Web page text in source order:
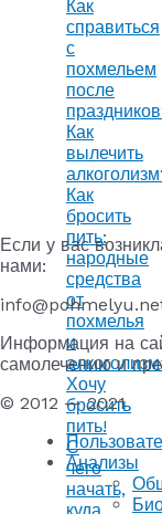
Как
справиться
с
похмельем
после
Как
вылечить
Как
бросить
пить:
народные
средства
от
похмелья
и
Хочу
бросить
пить!
С
чего
начать,
Если у вас
нами:
Информация на
самолечению и
© 2012 — 2021
Анализы